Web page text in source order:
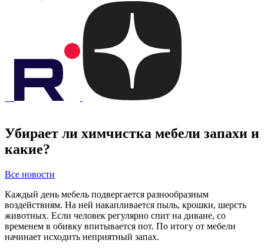
Убирает ли химчистка мебели запахи и
какие?
Все новости
Каждый день мебель подвергается разнообразным
воздействиям. На ней накапливается пыль, крошки, шерсть
животных. Если человек регулярно спит на диване, со
временем в обивку впитывается пот. По итогу от мебели
начинает исходить неприятный запах.